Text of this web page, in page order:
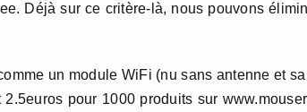
Déjà sur ce critère-là, nous pouvons
un module WiFi (nu sans antenne et
pour 1000 produits sur